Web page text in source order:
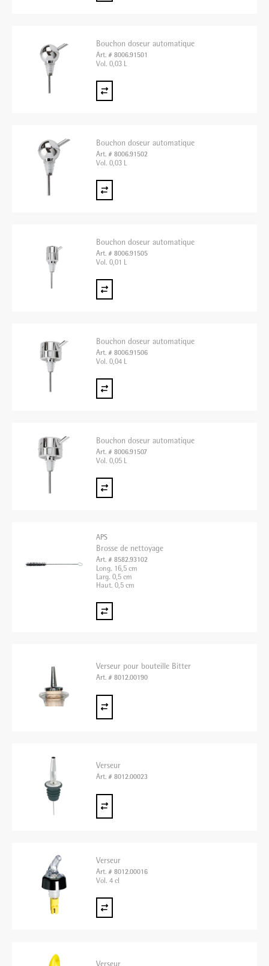
Bouchon doseur automatique
Art. # 8006.91501
Vol. 0,03 L
Bouchon doseur automatique
Art. # 8006.91502
Vol. 0,03 L
Bouchon doseur automatique
Art. # 8006.91505
Vol. 0,01 L
Bouchon doseur automatique
Art. # 8006.91506
Vol. 0,04 L
Bouchon doseur automatique
Art. # 8006.91507
Vol. 0,05 L
APS
Brosse de nettoyage
Art. # 8582.93102
Long. 16,5 cm
Larg. 0,5 cm
Haut. 0,5 cm
Verseur pour bouteille Bitter
Art. # 8012.00190
Verseur
Art. # 8012.00023
Verseur
Art. # 8012.00016
Vol. 4 cl